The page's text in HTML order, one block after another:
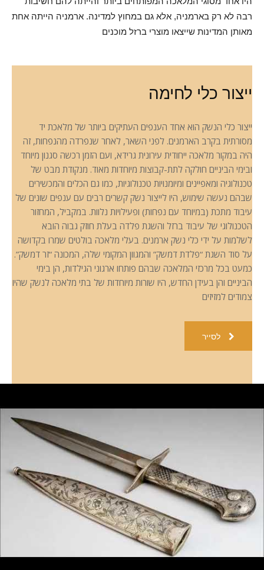
רבה לא רק בארמניה, אלא גם במחוץ למדינה. ארמניה הייתה אחת
מאותן המדינות שייצאו מוצרי ברזל מוכנים
ייצור כלי לחימה
ייצור כלי הנשק הוא אחד הענפים העתיקים ביותר של מלאכת יד
מסורתית בקרב הארמנים. לפני השאר, לאחר שנפרדה מהנפחות, זה
היה במקור מלאכה ייחודית עירונית גרידא, ועם הזמן רכשה סגנון מיוחד
ובימי הביניים חולקה לתת-קבוצות מיוחדות מאוד. מנקודת מבט של
טכנולוגיה ומאפיינים ומיומנויות טכנולוגיות, כמו גם הכלים והמכשירים
שבהם נעשה שימוש, היו לייצור נשק קשרים רבים עם ענפים שונים של
עיבוד מתכת (במיוחד עם נפחות) ופעילויות נלוות. במקביל, המחזור
הטכנולוגי של עיבוד ברזל והשגת פלדה בעלת חוזק גבוה הובא
לשלמות על ידי כלי נשק ארמנים. בעלי מלאכה בולטים שמרו בקדושה
על סוד השגת “פלדת דמשק” והמגוון המקומי שלה, המכונה “זר דמשק”.
כמעט בכל מרכזי המלאכה שבהם פותחו ארגוני הגילדות, הן בימי
הביניים והן בעידן החדש, היו שורות מיוחדות של בתי מלאכה לנשק שהיו
צמודים למזיזים
לסייר